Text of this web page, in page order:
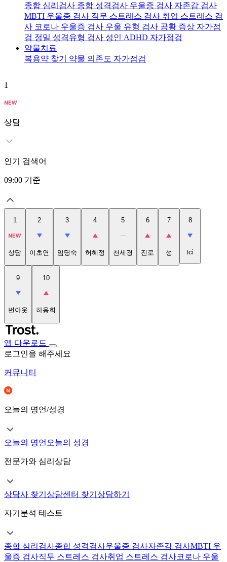
종합 심리검사 종합 성격검사 우울증 검사 자존감 검사
MBTI 우울증 검사 직무 스트레스 검사 취업 스트레스 검
사 코로나 우울증 검사 우울 유형 검사 공황 증상 자가점
검 정밀 성격유형 검사 성인 ADHD 자가점검
약물치료
복용약 찾기 약물 의존도 자가점검
1
상담
인기 검색어
09:00 기준
1
상담
2
이초연
3
임명숙
4
허혜정
5
천세경
6
진로
7
성
8
tci
9
번아웃
10
하용희
앱 다운로드
로그인을 해주세요
커뮤니티
오늘의 명언/성경
오늘의 명언 오늘의 성경
전문가와 심리상담
상담사 찾기 상담센터 찾기 상담하기
자기분석 테스트
종합 심리검사종합 성격검사우울증 검사자존감 검사MBTI 우
울증 검사직무 스트레스 검사취업 스트레스 검사코로나 우울